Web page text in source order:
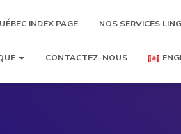
INDEX PAGE NOS SERVICES
CONTACTEZ-NOUS